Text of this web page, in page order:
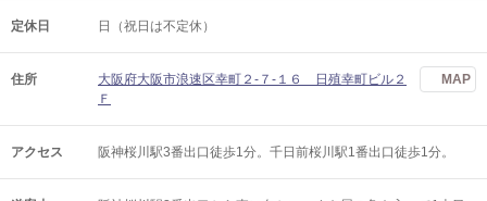
定休日 日（祝日は不定休）
住所
大阪府大阪市浪速区幸町２‐７‐１６ 日殖幸町ビル２
Ｆ
MAP
アクセス 阪神桜川駅3番出口徒歩1分。千日前桜川駅1番出口徒歩1分。